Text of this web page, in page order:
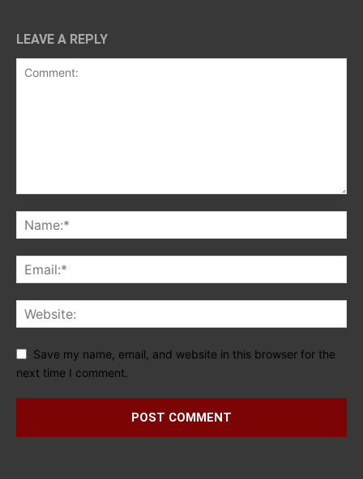
LEAVE A REPLY
Save my name, email, and website in this browser for the
next time I comment.